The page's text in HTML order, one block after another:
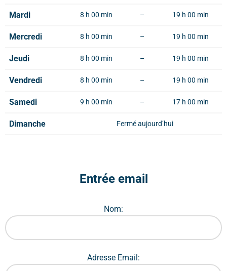
Mardi 8 h 00 min – 19 h 00 min
Mercredi 8 h 00 min – 19 h 00 min
Jeudi 8 h 00 min – 19 h 00 min
Vendredi 8 h 00 min – 19 h 00 min
Samedi 9 h 00 min – 17 h 00 min
Dimanche Fermé aujourd’hui
Entrée email
Nom:
Adresse Email: